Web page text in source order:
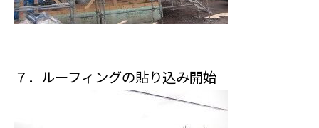
７．ルーフィングの貼り込み開始